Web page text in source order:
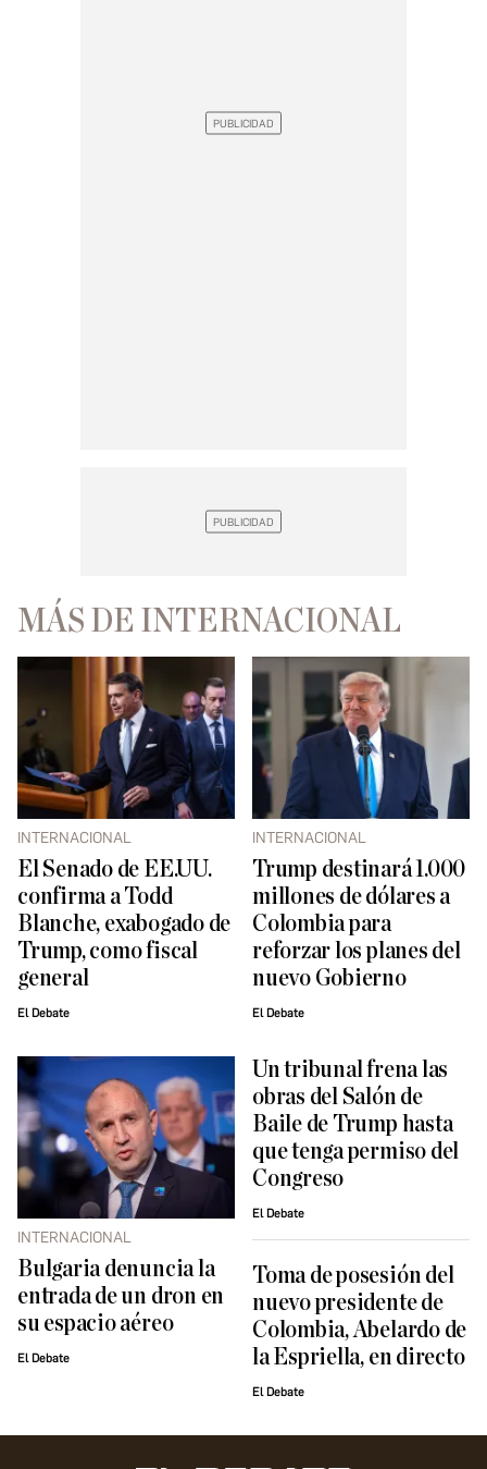
MÁS DE INTERNACIONAL
INTERNACIONAL
El Senado de EE.UU.
confirma a Todd
Blanche, exabogado de
Trump, como fiscal
general
El Debate
INTERNACIONAL
Trump destinará 1.000
millones de dólares a
Colombia para
reforzar los planes del
nuevo Gobierno
El Debate
INTERNACIONAL
Bulgaria denuncia la
entrada de un dron en
su espacio aéreo
El Debate
Un tribunal frena las
obras del Salón de
Baile de Trump hasta
que tenga permiso del
Congreso
El Debate
Toma de posesión del
nuevo presidente de
Colombia, Abelardo de
la Espriella, en directo
El Debate